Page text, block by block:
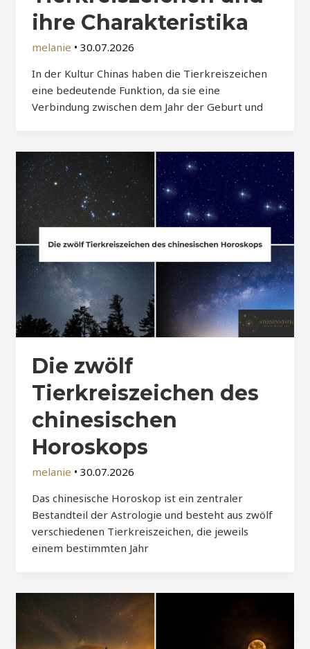
ihre Charakteristika
melanie • 30.07.2026
In der Kultur Chinas haben die Tierkreiszeichen
eine bedeutende Funktion, da sie eine
Verbindung zwischen dem Jahr der Geburt und
Die zwölf
Tierkreiszeichen des
chinesischen
Horoskops
melanie • 30.07.2026
Das chinesische Horoskop ist ein zentraler
Bestandteil der Astrologie und besteht aus zwölf
verschiedenen Tierkreiszeichen, die jeweils
einem bestimmten Jahr